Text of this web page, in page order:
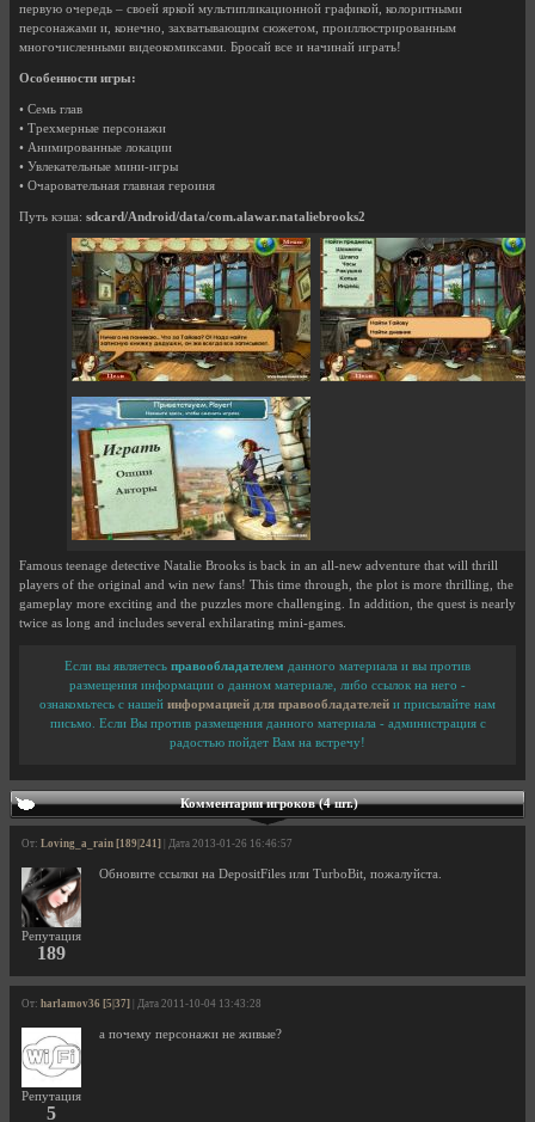
первую очередь – своей яркой мультипликационной графикой, колоритными
персонажами и, конечно, захватывающим сюжетом, проиллюстрированным
многочисленными видеокомиксами. Бросай все и начинай играть!
Особенности игры:
• Семь глав
• Трехмерные персонажи
• Анимированные локации
• Увлекательные мини-игры
• Очаровательная главная героиня
Путь кэша: sdcard/Android/data/com.alawar.nataliebrooks2
Famous teenage detective Natalie Brooks is back in an all-new adventure that will thrill
players of the original and win new fans! This time through, the plot is more thrilling, the
gameplay more exciting and the puzzles more challenging. In addition, the quest is nearly
twice as long and includes several exhilarating mini-games.
Если вы являетесь правообладателем данного материала и вы против
размещения информации о данном материале, либо ссылок на него -
ознакомьтесь с нашей информацией для правообладателей и присылайте нам
письмо. Если Вы против размещения данного материала - администрация с
радостью пойдет Вам на встречу!
Комментарии игроков (4 шт.)
От: Loving_a_rain [189|241] | Дата 2013-01-26 16:46:57
Репутация
189
Обновите ссылки на DepositFiles или TurboBit, пожалуйста.
От: harlamov36 [5|37] | Дата 2011-10-04 13:43:28
Репутация
5
а почему персонажи не живые?